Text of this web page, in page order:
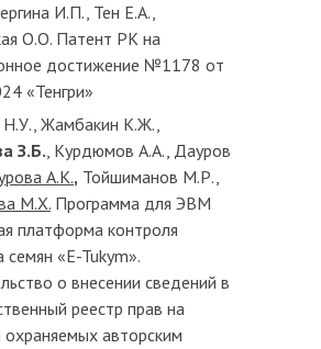
И.П., Тен Е.А.,
О.О. Патент РК на
достижение №1178 от
«Тенгри»
Н.У., Жамбакин К.Ж.,
З.Б., Курдюмов А.А., Дауров
А.К., Тойшиманов М.Р.,
М.Х. Программа для ЭВМ
платформа контроля
семян «E-Tukym».
о внесении сведений в
реестр прав на
авторским